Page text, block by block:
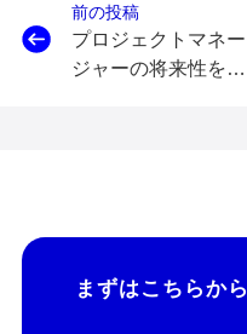
前の投稿
プロジェクトマネー
ジャーの将来性を考
まずはこちらから